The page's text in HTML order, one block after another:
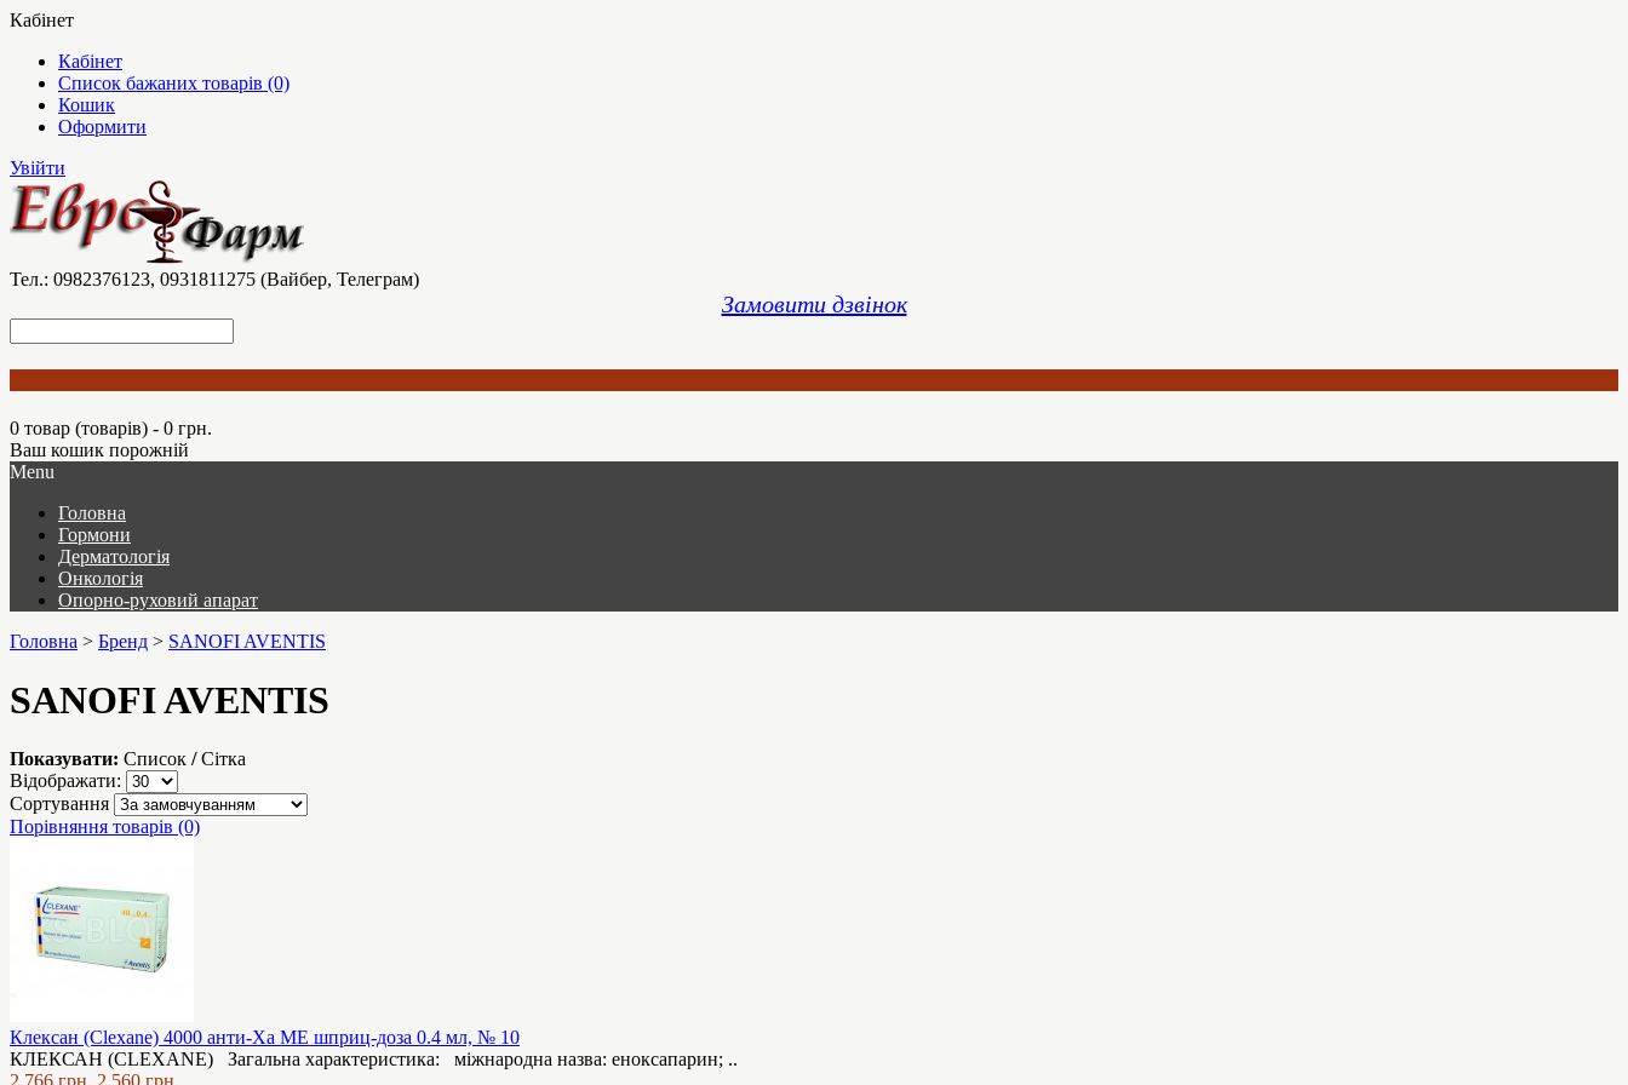
Кабінет
Кабінет
Список бажаних товарів (0)
Кошик
Оформити
Увійти
Тел.: 0982376123, 0931811275 (Вайбер, Телеграм)
Замовити дзвінок
0 товар (товарів) - 0 грн.
Ваш кошик порожній
Menu
Головна
Гормони
Дерматологія
Онкологія
Опорно-руховий апарат
Головна > Бренд > SANOFI AVENTIS
SANOFI AVENTIS
Показувати: Список / Сітка
Відображати:
Сортування
Порівняння товарів (0)
Клексан (Clexane) 4000 анти-Ха МЕ шприц-доза 0.4 мл, № 10
КЛЕКСАН (CLEXANE) Загальна характеристика: міжнародна назва: еноксапарин; ..